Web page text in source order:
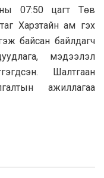
ны 07:50 цагт Төв
Харзтайн ам гэх
байсан байлдагч
мэдээлэл
Шалтгаан
ажиллагаа